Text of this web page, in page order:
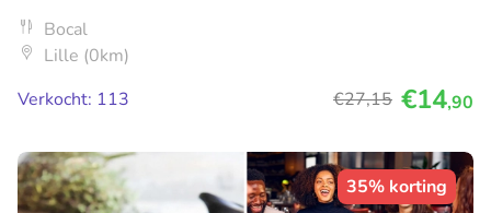
Bocal
Lille (0km)
Verkocht: 113
€27,15 €14,90
35% korting